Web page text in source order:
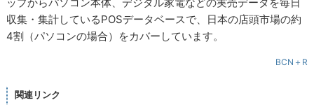
ップからパソコン本体、デジタル家電などの実売データを毎日
収集・集計しているPOSデータベースで、日本の店頭市場の約
4割（パソコンの場合）をカバーしています。
BCN＋R
関連リンク